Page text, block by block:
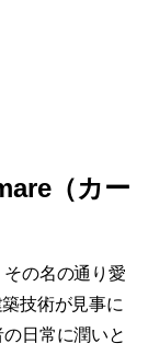
（カー
その名の通り愛
技術が見事に
日常に潤いと